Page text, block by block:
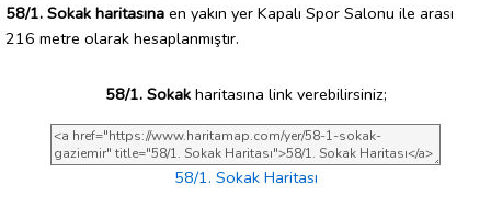
58/1. Sokak haritasına en yakın yer Kapalı Spor Salonu ile arası
216 metre olarak hesaplanmıştır.
58/1. Sokakharitasına link verebilirsiniz;
58/1. Sokak Haritası